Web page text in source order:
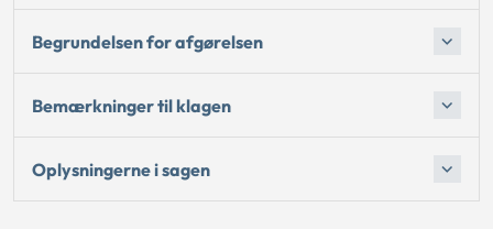
Begrundelsen for afgørelsen
Bemærkninger til klagen
Oplysningerne i sagen